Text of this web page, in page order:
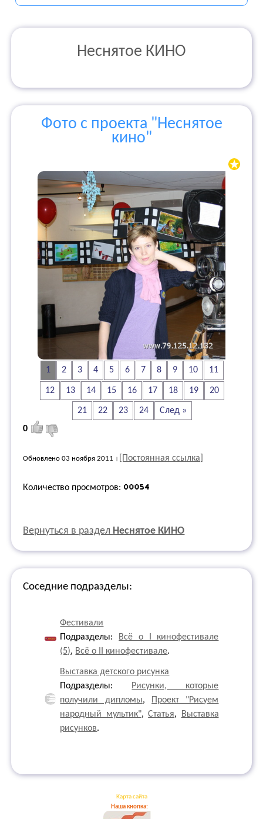
Неснятое КИНО
Фото с проекта "Неснятое
кино"
1 2 3 4 5 6 7 8 9 10 11
12 13 14 15 16 17 18 19 20
21 22 23 24
След »
0
Обновлено 03 ноября 2011 [Постоянная ссылка]
Количество просмотров:
Вернуться в раздел Неснятое КИНО
Соседние подразделы:
Фестивали
Подразделы: Всё о I кинофестивале
(5), Всё о II кинофестивале.
Выставка детского рисунка
Подразделы: Рисунки, которые
получили дипломы, Проект "Рисуем
народный мультик",Статья, Выставка
рисунков.
Карта сайта
Наша кнопка: